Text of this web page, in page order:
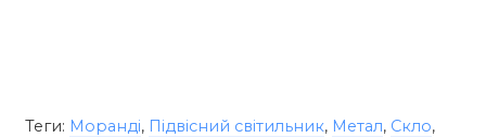
Теги: Моранді, Підвісний світильник, Метал, Скло,